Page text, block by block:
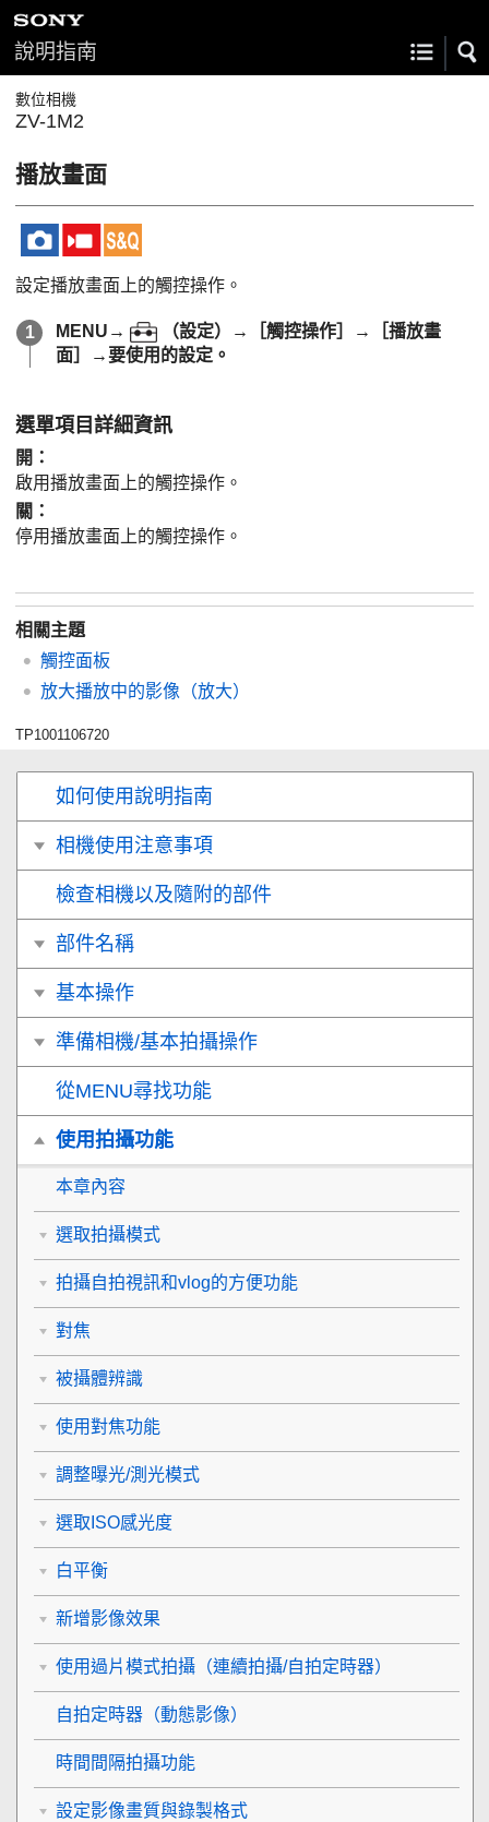
說明指南
數位相機
ZV-1M2
播放畫面
設定播放畫面上的觸控操作。
MENU → （設定）→ ［觸控操作］ →
［播放畫
面］
→要使用的設定。
選單項目詳細資訊
開 ：
啟用播放畫面上的觸控操作。
關 ：
停用播放畫面上的觸控操作。
相關主題
觸控面板
放大播放中的影像（放大）
TP1001106720
如何使用說明指南
相機使用注意事項
檢查相機以及隨附的部件
部件名稱
基本操作
準備相機/基本拍攝操作
從MENU尋找功能
使用拍攝功能
本章內容
選取拍攝模式
拍攝自拍視訊和vlog的方便功能
對焦
被攝體辨識
使用對焦功能
調整曝光/測光模式
選取ISO感光度
白平衡
新增影像效果
使用過片模式拍攝（連續拍攝/自拍定時器）
自拍定時器 （動態影像）
時間間隔拍攝功能
設定影像畫質與錄製格式